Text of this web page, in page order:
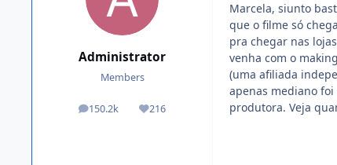
Administrator
Members
150.2k
posts 216
Reputation
Marcela, siunto
que o filme só
pra chegar nas
venha com o
(uma afiliada
apenas mediano
produtora. Veja